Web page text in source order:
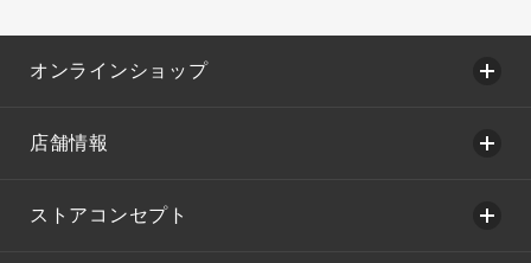
オンラインショップ
店舗情報
ストアコンセプト